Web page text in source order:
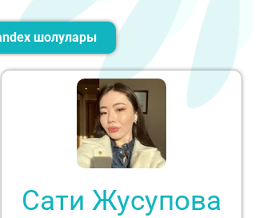
шолулары
Сати Жусупова